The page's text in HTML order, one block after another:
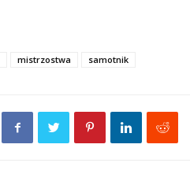
mistrzostwa samotnik